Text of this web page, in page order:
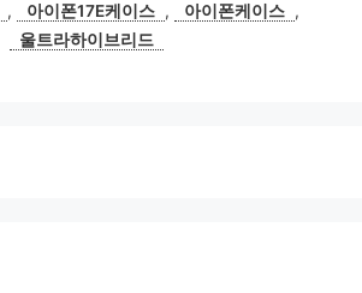
, 아이폰17E케이스 , 아이폰케이스 ,
울트라하이브리드